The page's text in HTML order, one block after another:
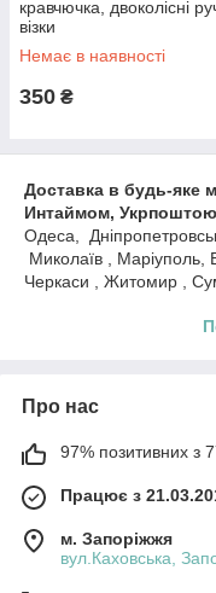
кравчючка, двоколісні
візки
Немає в наявності
350 ₴
Доставка в будь-яке
Интаймом,
Одеса,
Миколаїв , Маріуполь,
Черкаси , Житомир ,
Тернопіль, Біла
Подільський та ін
Про нас
97% позитивних з
Працює з
м. Запоріжжя
вул.Каховська,